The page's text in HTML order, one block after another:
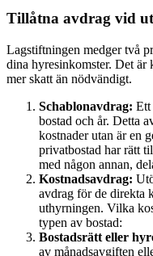
Tillåtna avdrag vid
Lagstiftningen medger två
dina hyresinkomster. Det är
mer skatt än nödvändigt.
Schablonavdrag: Ett
bostad och år. Detta
kostnader utan är en
privatbostad har rätt
med någon annan,
Kostnadsavdrag:
avdrag för de direkta
uthyrningen. Vilka
typen av bostad:
Bostadsrätt eller
av månadsavgiften